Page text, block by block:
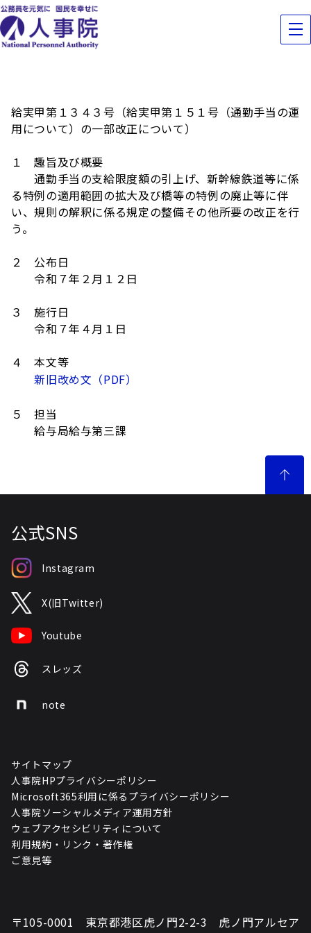
給実甲第１３４３号（給実甲第１５１号（通勤手当の運
用について）の一部改正について）
１ 趣旨及び概要
通勤手当の支給限度額の引上げ、新幹線鉄道等に係
る特例の適用範囲の拡大及び橋等の特例の廃止等に伴
い、規則の解釈に係る規定の整備その他所要の改正を行
う。
２ 公布日
令和７年２月１２日
３ 施行日
令和７年４月１日
４ 本文等
新旧改め文（PDF）
５ 担当
給与局給与第三課
公式SNS
Instagram
X(旧Twitter)
Youtube
スレッズ
note
サイトマップ
人事院HPプライバシーポリシー
Microsoft365利用に係るプライバシーポリシー
人事院ソーシャルメディア運用方針
ウェブアクセシビリティについて
利用規約・リンク・著作権
ご意見等
〒105-0001 東京都港区虎ノ門2-2-3 虎ノ門アルセア